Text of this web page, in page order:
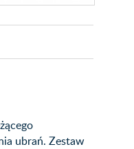
ubrań. Zestaw